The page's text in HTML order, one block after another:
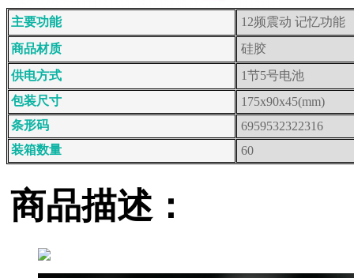
主要功能
12频震动 记忆功能
商品材质
硅胶
供电方式
1节5号电池
包装尺寸
175x90x45(mm)
条形码
6959532322316
装箱数量
60
商品描述：